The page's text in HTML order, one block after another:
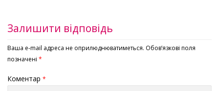
Залишити відповідь
Ваша e-mail адреса не оприлюднюватиметься. Обов’язкові поля
позначені *
Коментар *